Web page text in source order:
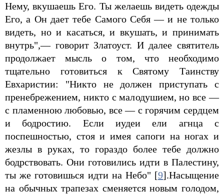
Нему, вкушаешь Его. Ты желаешь видеть одежды
Его, а Он дает тебе Самого Себя — и не только
видеть, но и касаться, и вкушать, и принимать
внутрь",— говорит Златоуст. И далее святитель
продолжает мысль о том, что необходимо
тщательно готовиться к Святому Таинству
Евхаристии: "Никто не должен приступать с
пренебрежением, никто с малодушием, но все —
с пламенною любовью, все — с горячим сердцем
и бодростию. Если иудеи ели агнца с
поспешностью, стоя и имея сапоги на ногах и
жезлы в руках, то гораздо более тебе должно
бодрствовать. Они готовились идти в Палестину,
ты же готовишься идти на Небо" [9].Насыщение
на обычных трапезах сменяется новым голодом,